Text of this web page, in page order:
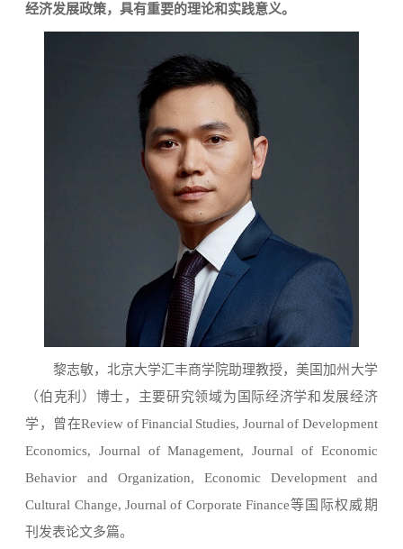
经济发展政策，具有重要的理论和实践意义。
黎志敏，北京大学汇丰商学院助理教授，美国加州大学
（伯克利）博士，主要研究领域为国际经济学和发展经济
学，曾在Review of Financial Studies, Journal of Development
Economics, Journal of Management, Journal of Economic
Behavior and Organization, Economic Development and
Cultural Change, Journal of Corporate Finance等国际权威期
刊发表论文多篇。